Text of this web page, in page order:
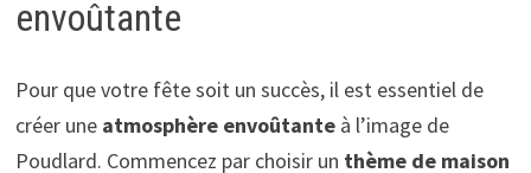
envoûtante
Pour que votre fête soit un succès, il est essentiel de
créer une atmosphère envoûtanteà l’image de
Poudlard. Commencez par choisir un thème de maison